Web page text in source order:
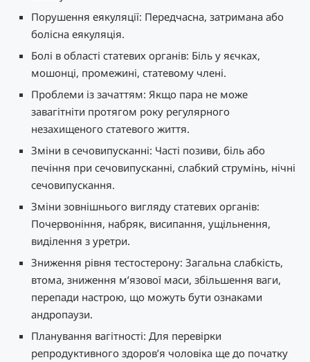
Порушення еякуляції: Передчасна, затримана або
болісна еякуляція.
Болі в області статевих органів: Біль у яєчках,
мошонці, промежині, статевому члені.
Проблеми із зачаттям: Якщо пара не може
завагітніти протягом року регулярного
незахищеного статевого життя.
Зміни в сечовипусканні: Часті позиви, біль або
печіння при сечовипусканні, слабкий струмінь, нічні
сечовипускання.
Зміни зовнішнього вигляду статевих органів:
Почервоніння, набряк, висипання, ущільнення,
виділення з уретри.
Зниження рівня тестостерону: Загальна слабкість,
втома, зниження м’язової маси, збільшення ваги,
перепади настрою, що можуть бути ознаками
андропаузи.
Планування вагітності: Для перевірки
репродуктивного здоров’я чоловіка ще до початку